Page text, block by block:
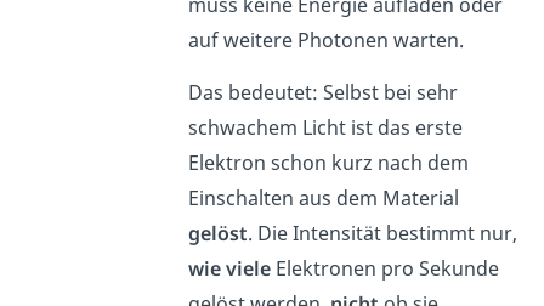
auf weitere Photonen warten.
Das bedeutet: Selbst bei sehr
schwachem Licht ist das erste
Elektron schon kurz nach dem
Einschalten aus dem Material
gelöst. Die Intensität bestimmt nur,
wie viele Elektronen pro Sekunde